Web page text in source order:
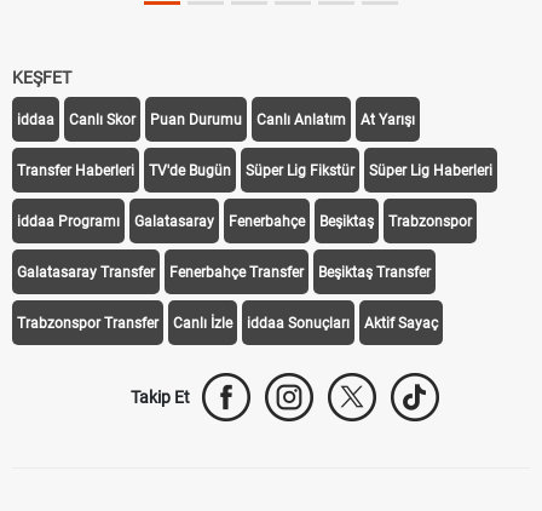
KEŞFET
iddaa Canlı Skor Puan Durumu Canlı Anlatım At Yarışı
Transfer Haberleri TV'de Bugün Süper Lig Fikstür Süper Lig Haberleri
iddaa Programı Galatasaray Fenerbahçe Beşiktaş Trabzonspor
Galatasaray Transfer Fenerbahçe Transfer Beşiktaş Transfer
Trabzonspor Transfer Canlı İzle iddaa Sonuçları Aktif Sayaç
Takip Et